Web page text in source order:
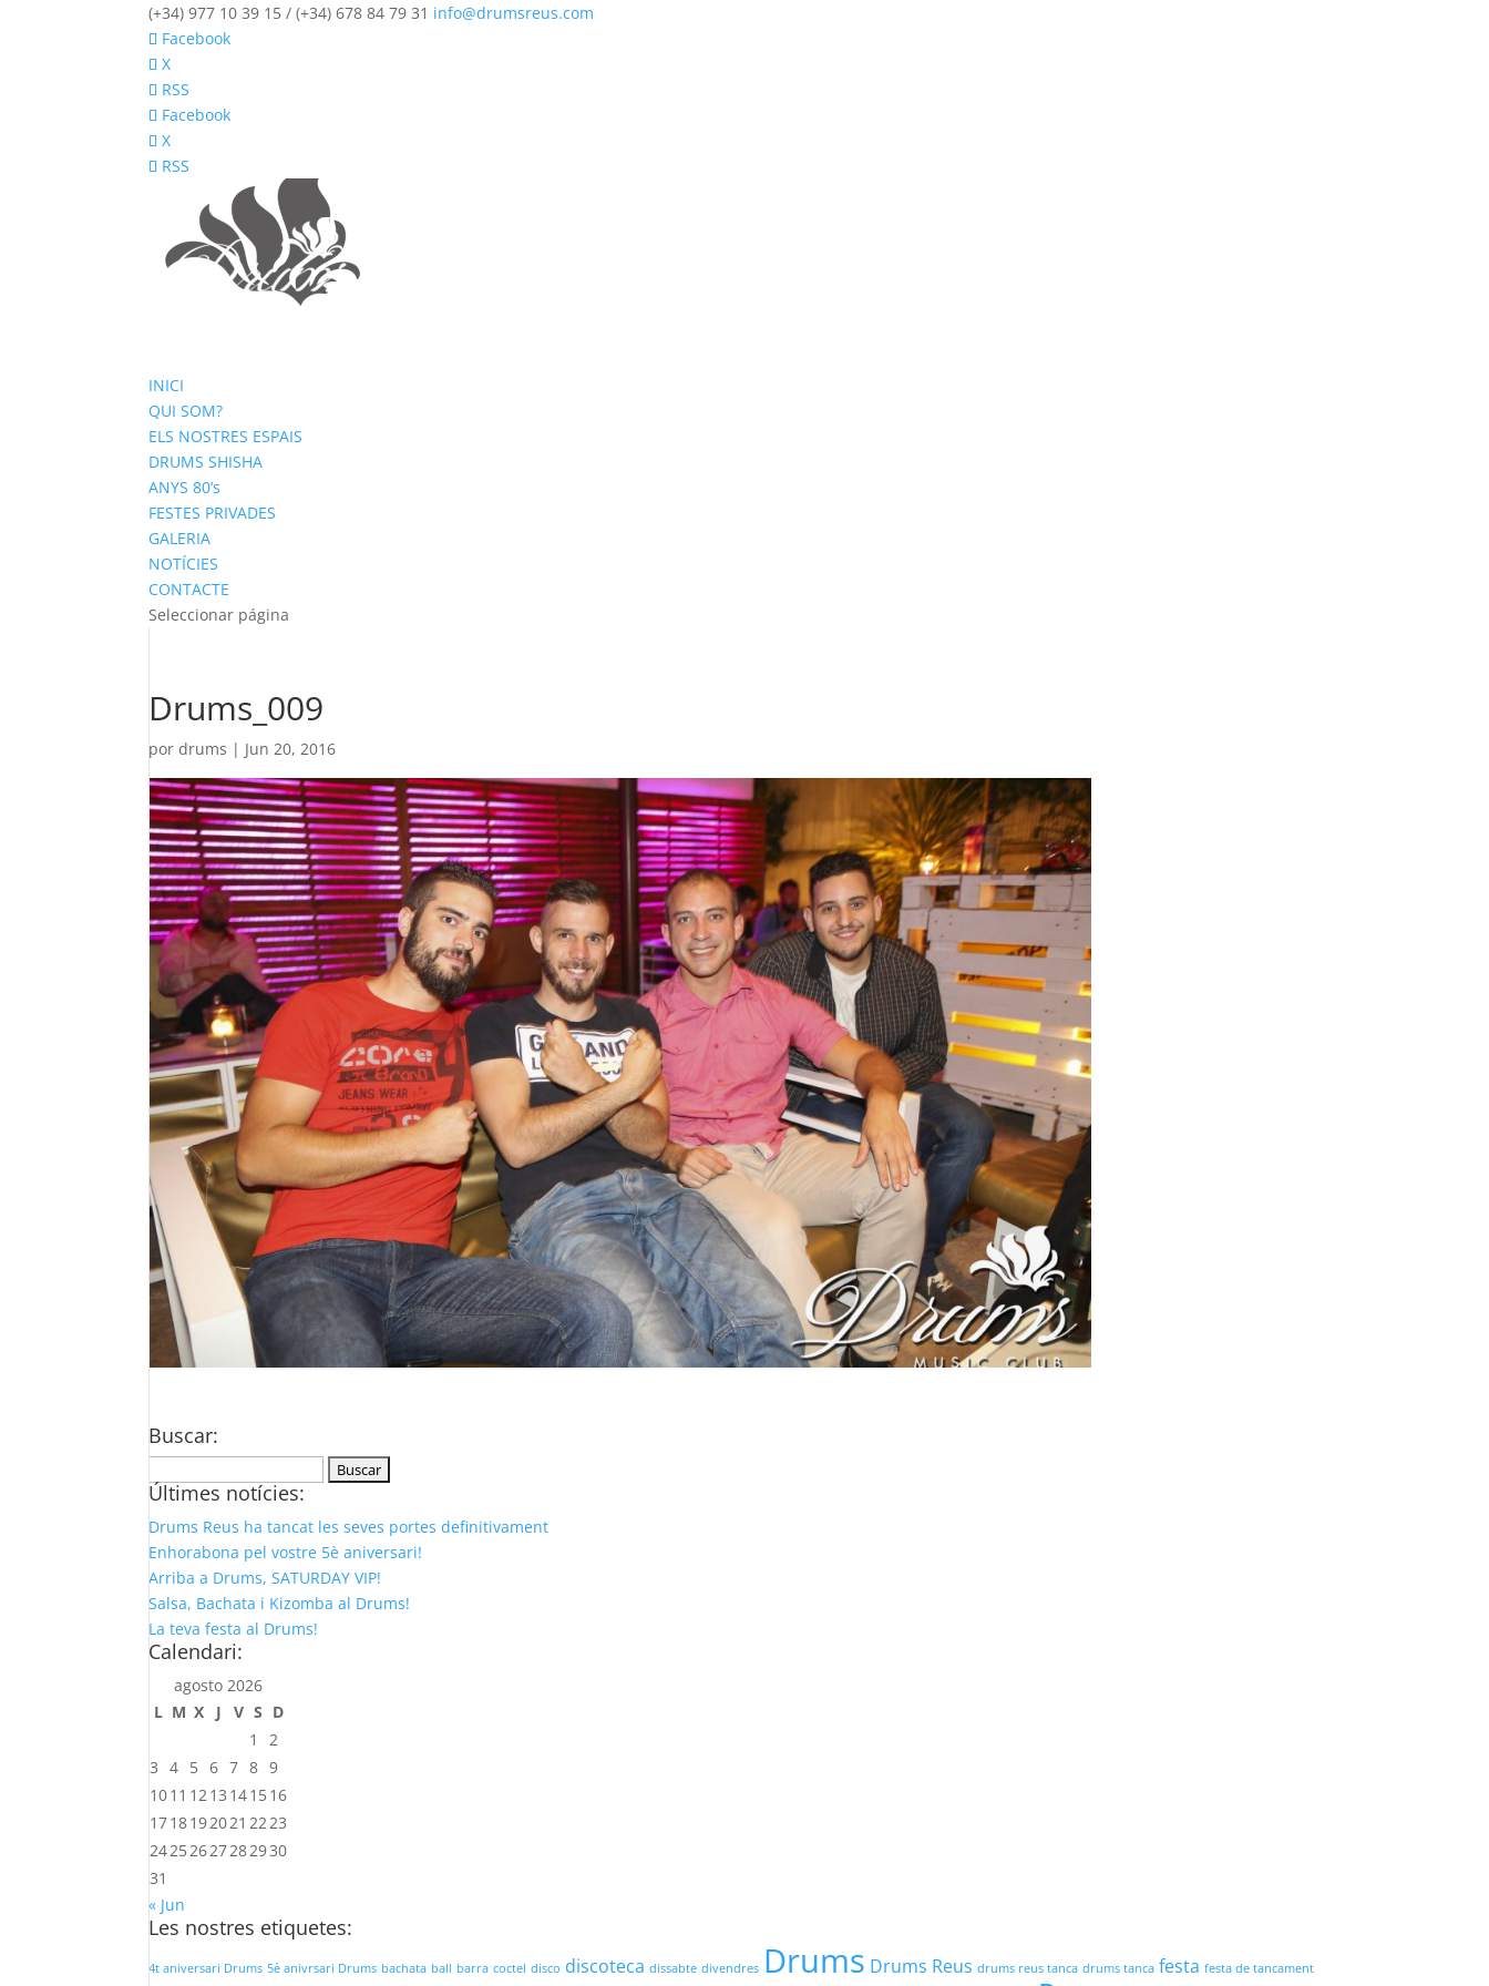
(+34) 977 10 39 15 / (+34) 678 84 79 31 info@drumsreus.com
Facebook
X
RSS
Facebook
X
RSS
INICI
QUI SOM?
ELS NOSTRES ESPAIS
DRUMS SHISHA
ANYS 80’s
FESTES PRIVADES
GALERIA
NOTÍCIES
CONTACTE
Seleccionar página
Drums_009
pordrums | Jun 20, 2016
Buscar:
Últimes notícies:
Drums Reus ha tancat les seves portes definitivament
Enhorabona pel vostre 5è aniversari!
Arriba a Drums, SATURDAY VIP!
Salsa, Bachata i Kizomba al Drums!
La teva festa al Drums!
Calendari:
agosto 2026
L M X J V S D
1
2
3
4 5 6 7 8 9
1011 12 13 141516
1718192021 22 23
24252627282930
31
« Jun
Les nostres etiquetes:
4t aniversari Drums 5è anivrsari Drums bachata ball barra coctel disco discoteca dissabte divendres Drums Drums Reus drums reus tanca drums tanca festa festa de tancament